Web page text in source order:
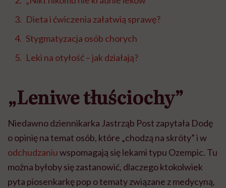
Dieta i ćwiczenia załatwią sprawę?
Stygmatyzacja osób chorych
Leki na otyłość – jak działają?
„Leniwe tłuściochy”
Niedawno dziennikarka Jastrząb Post zapytała Dodę
o opinię na temat osób, które „chodzą na skróty” i w
odchudzaniuwspomagają się lekami typu Ozempic. Tu
można byłoby się zastanowić, dlaczego ktokolwiek
pyta piosenkarkę pop o tematy związane z medycyną,